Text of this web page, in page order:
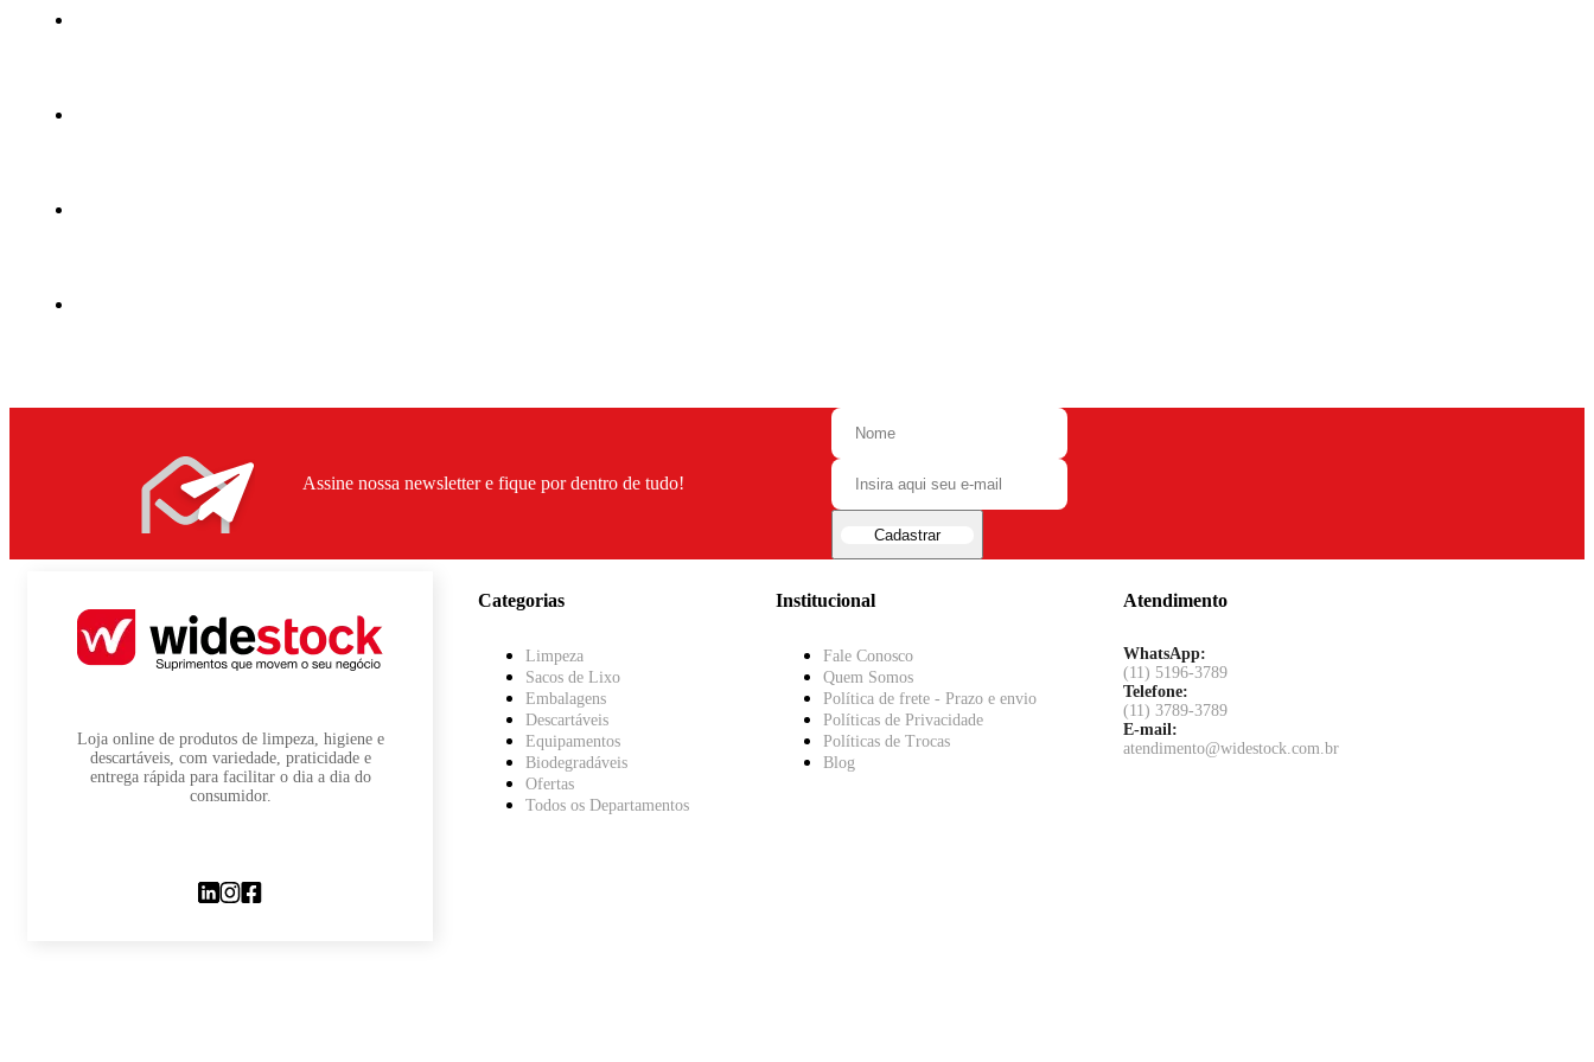
Assine nossa newsletter e fique por dentro de tudo!
Cadastrar
Loja online de produtos de limpeza, higiene e
descartáveis, com variedade, praticidade e
entrega rápida para facilitar o dia a dia do
consumidor.
Categorias
Limpeza
Sacos de Lixo
Embalagens
Descartáveis
Equipamentos
Biodegradáveis
Ofertas
Todos os Departamentos
Institucional
Fale Conosco
Quem Somos
Política de frete - Prazo e envio
Políticas de Privacidade
Políticas de Trocas
Blog
Atendimento
WhatsApp:
(11) 5196-3789
Telefone:
(11) 3789-3789
E-mail:
atendimento@widestock.com.br